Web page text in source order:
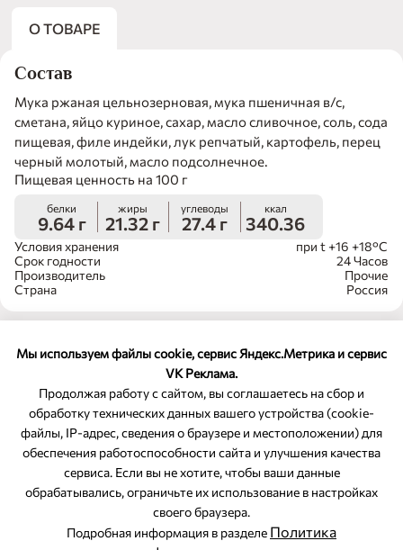
Мы используем файлы cookie, сервис Яндекс.Метрика и сервис
VK Реклама.
Продолжая работу с сайтом, вы соглашаетесь на сбор и
обработку технических данных вашего устройства (cookie-
файлы, IP-адрес, сведения о браузере и местоположении) для
обеспечения работоспособности сайта и улучшения качества
сервиса. Если вы не хотите, чтобы ваши данные
обрабатывались, ограничьте их использование в настройках
своего браузера.
Подробная информация в разделе Политика
О ТОВАРЕ
Пищевая ценность на 100 г
белки
9.64 г
жиры
21.32 г
углеводы
27.4 г
ккал
340.36
Условия хранения
при t +16 +18°C
Срок годности
24 Часов
Производитель
Прочие
Страна
Россия
Состав
Мука ржаная цельнозерновая, мука пшеничная в/с,
сметана, яйцо куриное, сахар, масло сливочное, соль, сода
пищевая, филе индейки, лук репчатый, картофель, перец
черный молотый, масло подсолнечное.
ОБРАТНАЯ СВЯЗЬ
8-800-350-46-10
Служба поддержки